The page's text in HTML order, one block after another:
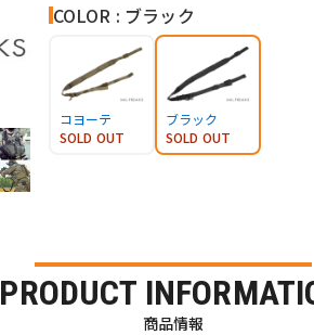
COLOR : ブラック
コヨーテ
SOLD OUT
ブラック
SOLD OUT
PRODUCT
商品情報